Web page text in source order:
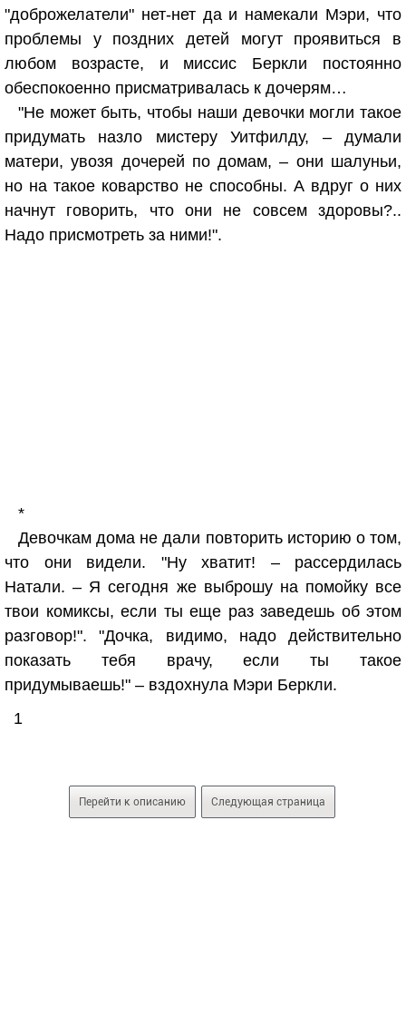
"доброжелатели" нет-нет да и намекали Мэри, что
проблемы у поздних детей могут проявиться в
любом возрасте, и миссис Беркли постоянно
обеспокоенно присматривалась к дочерям…
"Не может быть, чтобы наши девочки могли такое
придумать назло мистеру Уитфилду, – думали
матери, увозя дочерей по домам, – они шалуньи,
но на такое коварство не способны. А вдруг о них
начнут говорить, что они не совсем здоровы?..
Надо присмотреть за ними!".
*
Девочкам дома не дали повторить историю о том,
что они видели. "Ну хватит! – рассердилась
Натали. – Я сегодня же выброшу на помойку все
твои комиксы, если ты еще раз заведешь об этом
разговор!". "Дочка, видимо, надо действительно
показать тебя врачу, если ты такое
придумываешь!" – вздохнула Мэри Беркли.
1
Перейти к описанию Следующая страница